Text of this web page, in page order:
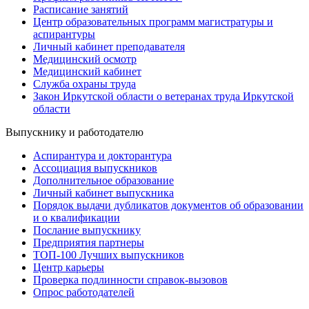
Расписание занятий
Центр образовательных программ магистратуры и
аспирантуры
Личный кабинет преподавателя
Медицинский осмотр
Медицинский кабинет
Служба охраны труда
Закон Иркутской области о ветеранах труда Иркутской
области
Выпускнику и работодателю
Аспирантура и докторантура
Ассоциация выпускников
Дополнительное образование
Личный кабинет выпускника
Порядок выдачи дубликатов документов об образовании
и о квалификации
Послание выпускнику
Предприятия партнеры
ТОП-100 Лучших выпускников
Центр карьеры
Проверка подлинности справок-вызовов
Опрос работодателей